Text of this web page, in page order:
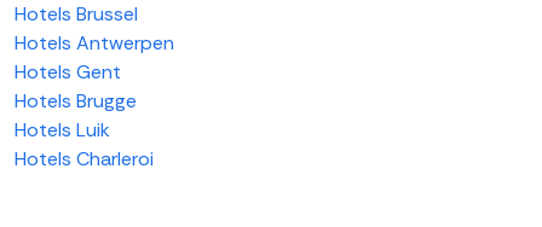
Hotels Brussel
Hotels Antwerpen
Hotels Gent
Hotels Brugge
Hotels Luik
Hotels Charleroi